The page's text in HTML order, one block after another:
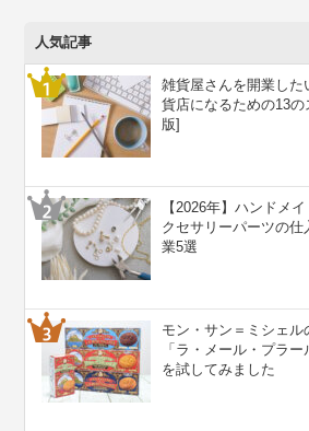
人気記事
雑貨屋さんを開業し
貨店になるための13
版]
【2026年】ハンドメ
クセサリーパーツの仕
業5選
モン・サン＝ミシェル
「ラ・メール・プラ
を試してみました